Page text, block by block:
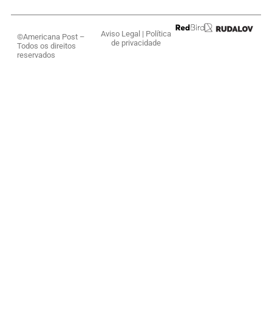
©Americana Post –
Todos os direitos
reservados
Aviso Legal | Política
de privacidade